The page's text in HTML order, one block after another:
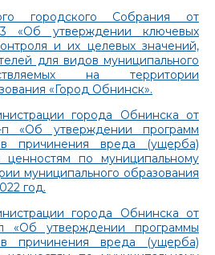
городского Собрания от
«Об утверждении ключевых
и их целевых значений,
для видов муниципального
на территории
«Город Обнинск».
города Обнинска от
«Об утверждении программ
причинения вреда (ущерба)
ценностям по муниципальному
муниципального образования
год.
города Обнинска от
«Об утверждении программы
причинения вреда (ущерба)